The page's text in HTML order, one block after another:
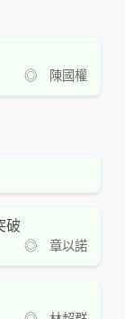
◎ 陳國權
破
◎ 章以諾